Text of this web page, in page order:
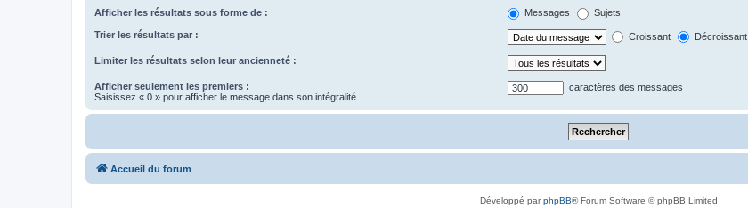
Afficher les résultats sous forme de : Messages Sujets
Trier les résultats par : Croissant Décroissant
Limiter les résultats selon leur ancienneté :
Afficher seulement les premiers :
Saisissez « 0 » pour afficher le message dans son intégralité.
caractères des messages
Accueil du forum
Développé parphpBB® Forum Software © phpBB Limited